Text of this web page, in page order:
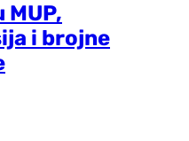
i brojne